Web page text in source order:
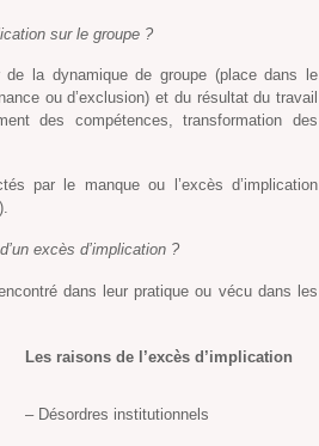
sur le groupe ?
la dynamique de groupe (place dans le
ou d’exclusion) et du résultat du travail
des compétences, transformation des
par le manque ou l’excès d’implication
excès d’implication ?
dans leur pratique ou vécu dans les
Les raisons de l’excès d’implication
– Désordres institutionnels